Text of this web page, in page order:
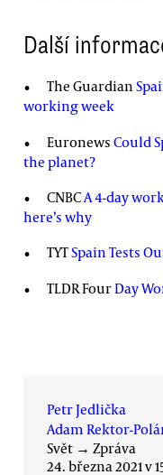
Další
The Guardian
working week
Euronews Could
the planet?
CNBCA 4-day
here’s why
TYTSpain Tests
TLDR FourDay
Petr Jedlička
Adam Rektor-
Svět → Zpráva
24. března 2021 v